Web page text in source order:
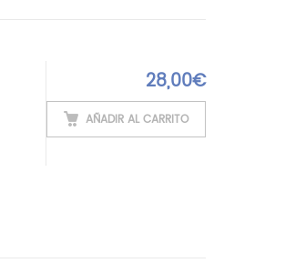
28,00€
AÑADIR AL CARRITO